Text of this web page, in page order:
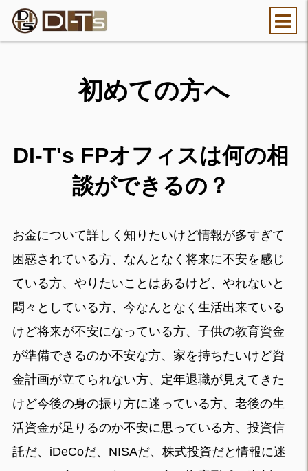
初めての方へ
DI-T's FPオフィスは何の相
談ができるの？
お金について詳しく知りたいけど情報が多すぎて
困惑されている方、なんとなく将来に不安を感じ
ている方、やりたいことはあるけど、やれないと
悶々としている方、今なんとなく生活出来ている
けど将来が不安になっている方、子供の教育資金
が準備できるのか不安な方、家を持ちたいけど資
金計画が立てられない方、定年退職が見えてきた
けど今後の身の振り方に迷っている方、老後の生
活資金が足りるのか不安に思っている方、投資信
託だ、iDeCoだ、NISAだ、株式投資だと情報に迷